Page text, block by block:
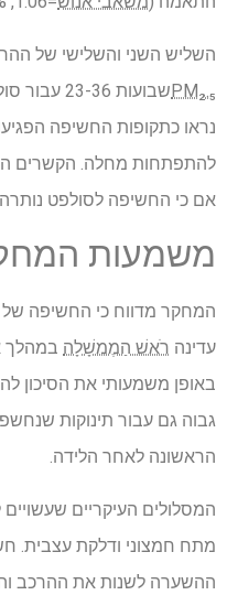
השליש השני והשלישי של ההריון
PM₂.₅
נראו כתקופות החשיפה
להתפתחות מחלה. הקשרים היו
אם כי החשיפה לסולפט
משמעות
המחקר מדווח כי החשיפה של
עדינה רֹאשׁ הַמֶמשָׁלָה במהלך
באופן משמעותי את הסיכון
גבוה גם עבור תינוקות
הראשונה לאחר הלידה.
המסלולים העיקריים
מתח חמצוני ודלקת עצבית.
ההשערה לשנות את ההרכב